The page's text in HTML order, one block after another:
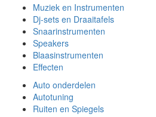
Muziek en Instrumenten
Dj-sets en Draaitafels
Snaarinstrumenten
Speakers
Blaasinstrumenten
Effecten
Auto onderdelen
Autotuning
Ruiten en Spiegels